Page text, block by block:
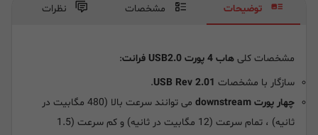
مشخصات کلی هاب 4 پورت USB2.0 فرانت
:
سازگار با مشخصات USB Rev 2.01
.
چهار پورت downstream
می توانند سرعت بالا (480 مگابیت در
ثانیه) ، تمام سرعت (12 مگابیت در ثانیه) و کم سرعت (1.5